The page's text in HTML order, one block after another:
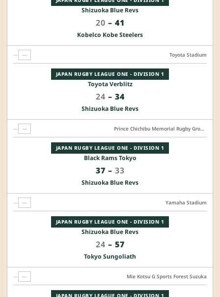
Shizuoka Blue Revs
20 – 41
Kobelco Kobe Steelers
JAPAN RUGBY LEAGUE ONE - DIVISION 1
Toyota Verblitz
24 – 34
Shizuoka Blue Revs
— — Toyota Stadium
JAPAN RUGBY LEAGUE ONE - DIVISION 1
Black Rams Tokyo
37 – 33
Shizuoka Blue Revs
— — Prince Chichibu Memorial Rugby Ground
JAPAN RUGBY LEAGUE ONE - DIVISION 1
Shizuoka Blue Revs
24 – 57
Tokyo Sungoliath
— — Yamaha Stadium
JAPAN RUGBY LEAGUE ONE - DIVISION 1
— — Mie Kotsu G Sports Forest Suzuka